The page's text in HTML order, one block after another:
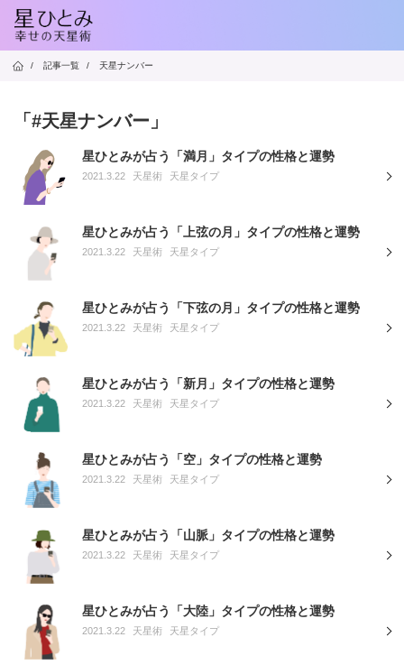
/ 記事一覧 / 天星ナンバー
「#天星ナンバー」
星ひとみが占う「満月」タイプの性格と運勢
2021.3.22 天星術 天星タイプ
星ひとみが占う「上弦の月」タイプの性格と運勢
2021.3.22 天星術 天星タイプ
星ひとみが占う「下弦の月」タイプの性格と運勢
2021.3.22 天星術 天星タイプ
星ひとみが占う「新月」タイプの性格と運勢
2021.3.22 天星術 天星タイプ
星ひとみが占う「空」タイプの性格と運勢
2021.3.22 天星術 天星タイプ
星ひとみが占う「山脈」タイプの性格と運勢
2021.3.22 天星術 天星タイプ
星ひとみが占う「大陸」タイプの性格と運勢
2021.3.22 天星術 天星タイプ